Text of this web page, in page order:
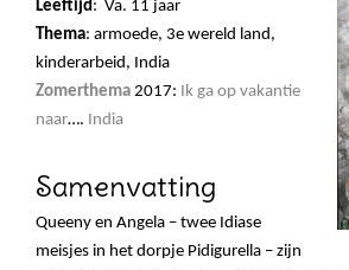
Leeftijd: Va. 11 jaar
Thema: armoede, 3e wereld land,
kinderarbeid, India
Zomerthema 2017: Ik ga op vakantie
naar…. India
Samenvatting
Queeny en Angela – twee Idiase
meisjes in het dorpje Pidigurella – zijn